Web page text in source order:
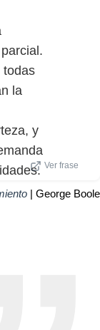
todas
la
y
Ver frase
| George Boole